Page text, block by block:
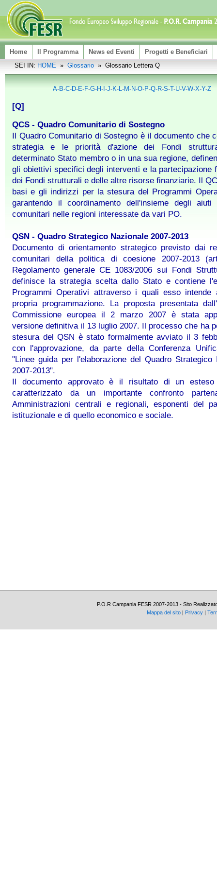
Home Il Programma News ed Eventi
Progetti e Beneficiari
SEI IN: HOME » Glossario » Glossario Lettera Q
A-B-C-D-E-F-G-H- -J-K-L-M-N-O-P-Q-R-S-T-U-V-W-X-Y-Z
[Q]
QCS - Quadro Comunitario di Sostegno
Il Quadro Comunitario di Sostegno è il documento che
strategia e le priorità d'azione dei Fondi
determinato Stato membro o in una sua regione,
gli obiettivi specifici degli interventi e la partecipazione
dei Fondi strutturali e delle altre risorse finanziarie. Il
basi e gli indirizzi per la stesura del Programmi
garantendo il coordinamento dell'insieme degli aiuti
comunitari nelle regioni interessate da vari PO.
QSN - Quadro Strategico Nazionale 2007-2013
Documento di orientamento strategico previsto dai
comunitari della politica di coesione 2007-2013
Regolamento generale CE 1083/2006 sui Fondi
definisce la strategia scelta dallo Stato e contiene
Programmi Operativi attraverso i quali esso intende
propria programmazione. La proposta presentata
Commissione europea il 2 marzo 2007 è stata
versione definitiva il 13 luglio 2007. Il processo che ha
stesura del QSN è stato formalmente avviato il 3
con l'approvazione, da parte della Conferenza
"Linee guida per l'elaborazione del Quadro Strategico
2007-2013".
Il documento approvato è il risultato di un esteso
caratterizzato da un importante confronto
Amministrazioni centrali e regionali, esponenti del
istituzionale e di quello economico e sociale.
P.O.R Campania FESR 2007-2013 - Sito
Mappa del sito| Privacy